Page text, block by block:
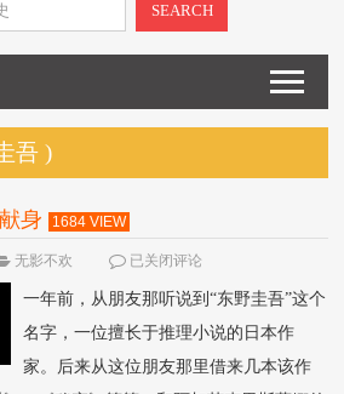
SEARCH
吾 )
身 1684 VIEW
无影不欢 已关闭评论
一年前，从朋友那听说到“东野圭吾”这个
名字，一位擅长于推理小说的日本作
家。后来从这位朋友那里借来几本该作